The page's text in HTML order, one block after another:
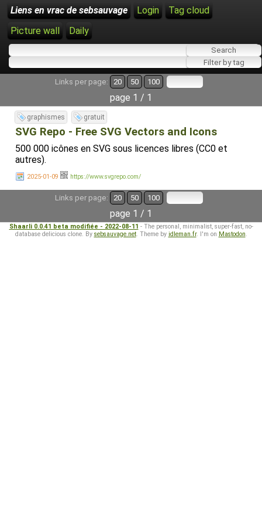
Liens en vrac de sebsauvage Login
Tag cloud
Picture wall
Daily
Links per page: 20 50 100
page 1 / 1
graphismes gratuit
SVG Repo - Free SVG Vectors and Icons
500 000 icônes en SVG sous licences libres (CC0 et
autres).
2025-01-09 https://www.svgrepo.com/
Links per page: 20 50 100
page 1 / 1
Shaarli 0.0.41 beta modifiée - 2022-08-11 - The personal, minimalist, super-fast, no-
database delicious clone. By sebsauvage.net. Theme by idleman.fr. I'm on Mastodon.